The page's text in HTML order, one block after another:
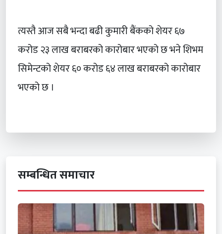
त्यस्तै आज सबै भन्दा बढी कुमारी बैंकको शेयर ६७
करोड २३ लाख बराबरको कारोबार भएको छ भने शिभम
सिमेन्टको शेयर ६० करोड ६४ लाख बराबरको कारोबार
भएको छ ।
सम्बन्धित समाचार